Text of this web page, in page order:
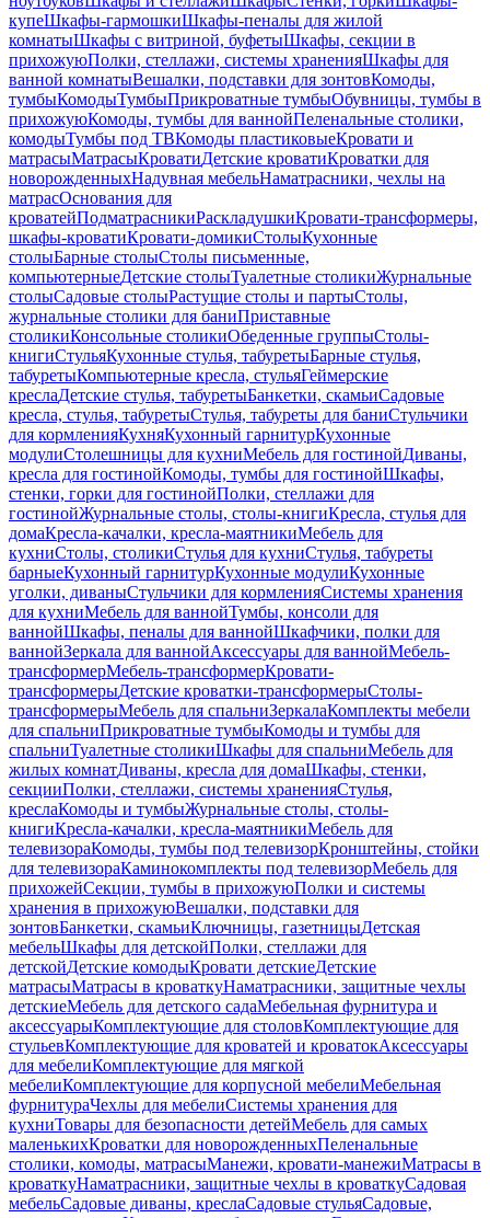
купеШкафы-гармошкиШкафы-пеналы для жилой
комнатыШкафы с витриной, буфетыШкафы, секции в
прихожуюПолки, стеллажи, системы храненияШкафы для
ванной комнатыВешалки, подставки для зонтовКомоды,
тумбыКомодыТумбыПрикроватные тумбыОбувницы, тумбы в
прихожуюКомоды, тумбы для ваннойПеленальные столики,
комодыТумбы под ТВКомоды пластиковыеКровати и
матрасыМатрасыКроватиДетские кроватиКроватки для
новорожденныхНадувная мебельНаматрасники, чехлы на
матрасОснования для
кроватейПодматрасникиРаскладушкиКровати-трансформеры,
шкафы-кроватиКровати-домикиСтолыКухонные
столыБарные столыСтолы письменные,
компьютерныеДетские столыТуалетные столикиЖурнальные
столыСадовые столыРастущие столы и партыСтолы,
журнальные столики для баниПриставные
столикиКонсольные столикиОбеденные группыСтолы-
книгиСтульяКухонные стулья, табуретыБарные стулья,
табуретыКомпьютерные кресла, стульяГеймерские
креслаДетские стулья, табуретыБанкетки, скамьиСадовые
кресла, стулья, табуретыСтулья, табуреты для баниСтульчики
для кормленияКухняКухонный гарнитурКухонные
модулиСтолешницы для кухниМебель для гостинойДиваны,
кресла для гостинойКомоды, тумбы для гостинойШкафы,
стенки, горки для гостинойПолки, стеллажи для
гостинойЖурнальные столы, столы-книгиКресла, стулья для
домаКресла-качалки, кресла-маятникиМебель для
кухниСтолы, столикиСтулья для кухниСтулья, табуреты
барныеКухонный гарнитурКухонные модулиКухонные
уголки, диваныСтульчики для кормленияСистемы хранения
для кухниМебель для ваннойТумбы, консоли для
ваннойШкафы, пеналы для ваннойШкафчики, полки для
ваннойЗеркала для ваннойАксессуары для ваннойМебель-
трансформерМебель-трансформерКровати-
трансформерыДетские кроватки-трансформерыСтолы-
трансформерыМебель для спальниЗеркалаКомплекты мебели
для спальниПрикроватные тумбыКомоды и тумбы для
спальниТуалетные столикиШкафы для спальниМебель для
жилых комнатДиваны, кресла для домаШкафы, стенки,
секцииПолки, стеллажи, системы храненияСтулья,
креслаКомоды и тумбыЖурнальные столы, столы-
книгиКресла-качалки, кресла-маятникиМебель для
телевизораКомоды, тумбы под телевизорКронштейны, стойки
для телевизораКаминокомплекты под телевизорМебель для
прихожейСекции, тумбы в прихожуюПолки и системы
хранения в прихожуюВешалки, подставки для
зонтовБанкетки, скамьиКлючницы, газетницыДетская
мебельШкафы для детскойПолки, стеллажи для
детскойДетские комодыКровати детскиеДетские
матрасыМатрасы в кроваткуНаматрасники, защитные чехлы
детскиеМебель для детского садаМебельная фурнитура и
аксессуарыКомплектующие для столовКомплектующие для
стульевКомплектующие для кроватей и кроватокАксессуары
для мебелиКомплектующие для мягкой
мебелиКомплектующие для корпусной мебелиМебельная
фурнитураЧехлы для мебелиСистемы хранения для
кухниТовары для безопасности детейМебель для самых
маленькихКроватки для новорожденныхПеленальные
столики, комоды, матрасыМанежи, кровати-манежиМатрасы в
кроваткуНаматрасники, защитные чехлы в кроваткуСадовая
мебельСадовые диваны, креслаСадовые стульяСадовые,